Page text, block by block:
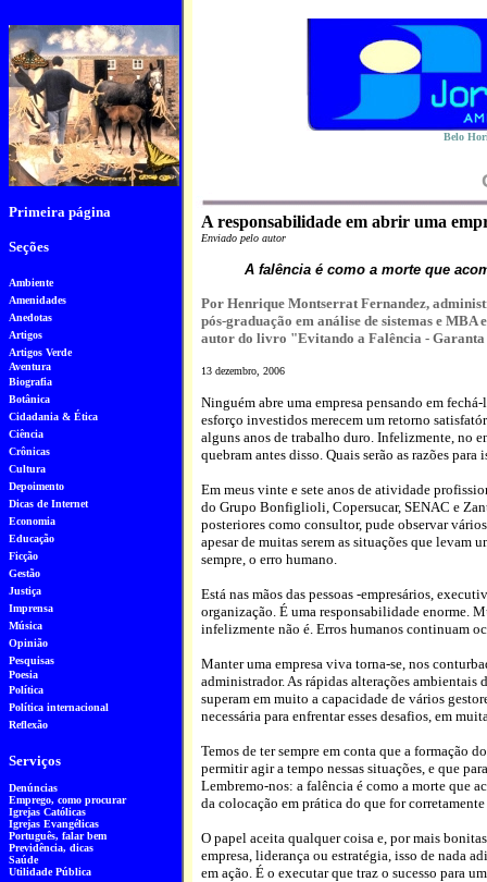
Primeira página
Seções
Ambiente
Amenidades
Anedotas
Artigos
Artigos Verde
Aventura
Biografia
Botânica
Cidadania & Ética
Ciência
Crônicas
Cultura
Depoimento
Dicas de Internet
Economia
Educação
Ficção
Gestão
Justiça
Imprensa
Música
Opinião
Pesquisas
Poesia
Política
Política internacional
Reflexão
Serviços
Denúncias
Emprego, como procurar
Igrejas Católicas
Igrejas Evangélicas
Português, falar bem
Previdência, dicas
Saúde
Utilidade Pública
A responsabilidade em abrir uma
Enviado pelo autor
A falência é como a morte que
Por Henrique Montserrat Fernandez,
pós-graduação em análise de sistemas e
autor do livro "Evitando a Falência - Garanta
13 dezembro, 2006
Ninguém abre uma empresa pensando em
esforço investidos merecem um retorno
alguns anos de trabalho duro. Infelizmente, no
quebram antes disso. Quais serão as razões para
Em meus vinte e sete anos de atividade
do Grupo Bonfiglioli, Copersucar, SENAC e
posteriores como consultor, pude observar
apesar de muitas serem as situações que levam
sempre, o erro humano.
Está nas mãos das pessoas -empresários,
organização. É uma responsabilidade enorme.
infelizmente não é. Erros humanos continuam
Manter uma empresa viva torna-se, nos
administrador. As rápidas alterações ambientais
superam em muito a capacidade de vários
necessária para enfrentar esses desafios, em
Temos de ter sempre em conta que a formação
permitir agir a tempo nessas situações, e que
Lembremo-nos: a falência é como a morte que
da colocação em prática do que for
O papel aceita qualquer coisa e, por mais
empresa, liderança ou estratégia, isso de nada
em ação. É o executar que traz o sucesso para
Belo